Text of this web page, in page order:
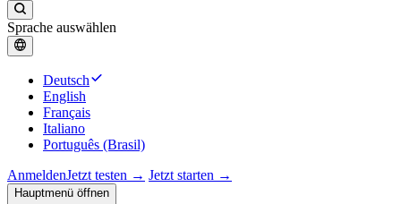
Sprache auswählen
Deutsch
English
Français
Italiano
Português (Brasil)
AnmeldenJetzt testen → Jetzt starten →
Hauptmenü öffnen